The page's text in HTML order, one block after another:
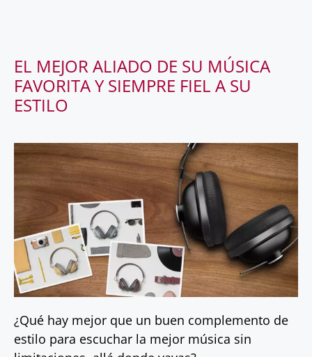
EL MEJOR ALIADO DE SU MÚSICA
FAVORITA Y SIEMPRE FIEL A SU
ESTILO
¿Qué hay mejor que un buen complemento de
estilo para escuchar la mejor música sin